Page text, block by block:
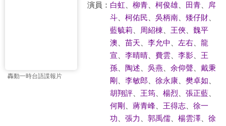
轟動一時台語諜報片
演員： 白虹、 柳青、 柯俊雄、 田青、
戽
斗、 柯佑民 吳柄南、 矮仔財、
藍毓莉
周紹棟 王俠、 魏平
澳
苗天 李允中 左右、 龍
宣
李晴晴、 費雲、 李影、 王
孫、 陶述 吳燕 余仰聲、 戴秉
剛
李敏郎 徐永康、 樊卓如
胡翔評、 王筠、 楊烈 張正藍、
何剛
蔣青峰、 王得志、 徐一
功
張力 郭禹儒、 楊雲澤、 徐